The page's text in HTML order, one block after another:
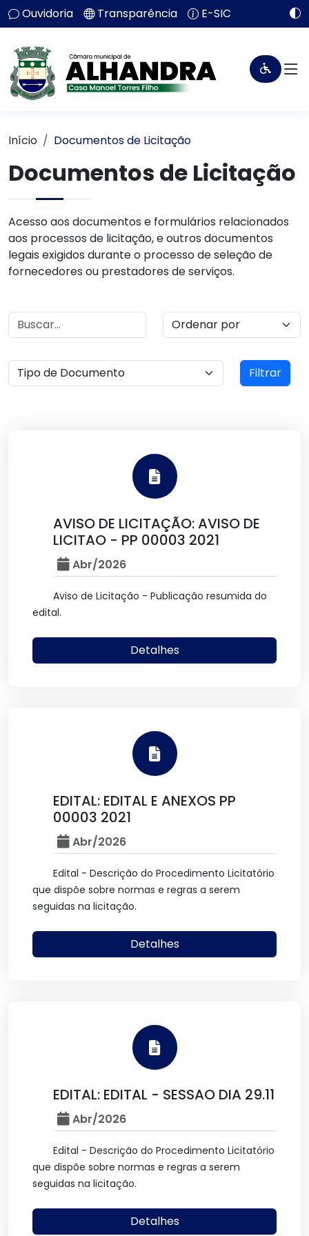
Ouvidoria Transparência E-SIC
Início Documentos de Licitação
Documentos de Licitação
Acesso aos documentos e formulários relacionados
aos processos de licitação, e outros documentos
legais exigidos durante o processo de seleção de
fornecedores ou prestadores de serviços.
Filtrar
AVISO DE LICITAÇÃO: AVISO DE
LICITAO - PP 00003 2021
Abr/2026
Aviso de Licitação - Publicação resumida do
edital.
Detalhes
EDITAL: EDITAL E ANEXOS PP
00003 2021
Abr/2026
Edital - Descrição do Procedimento Licitatório
que dispõe sobre normas e regras a serem
seguidas na licitação.
Detalhes
EDITAL: EDITAL - SESSAO DIA 29.11
Abr/2026
Edital - Descrição do Procedimento Licitatório
que dispõe sobre normas e regras a serem
seguidas na licitação.
Detalhes